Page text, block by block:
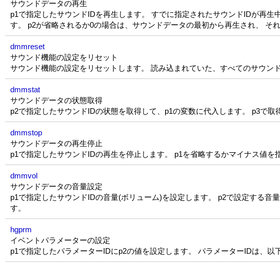
サウンドデータの再生
p1で指定したサウンドIDを再生します。 すでに指定されたサウンドIDが再
す。 p2が省略されるか0の場合は、サウンドデータの最初から再生され、 そ
dmmreset
サウンド機能の設定をリセット
サウンド機能の設定をリセットします。 読み込まれていた、すべてのサウン
dmmstat
サウンドデータの状態取得
p2で指定したサウンドIDの状態を取得して、p1の変数に代入します。 p3で
dmmstop
サウンドデータの再生停止
p1で指定したサウンドIDの再生を停止します。 p1を省略するかマイナス値を
dmmvol
サウンドデータの音量設定
p1で指定したサウンドIDの音量(ボリューム)を設定します。 p2で設定する音
す。
hgprm
イベントパラメーターの設定
p1で指定したパラメーターIDにp2の値を設定します。 パラメーターIDは、以